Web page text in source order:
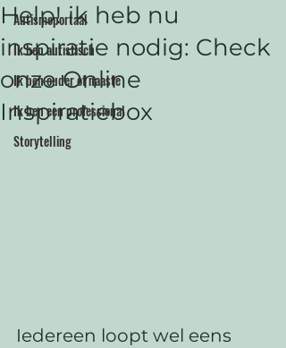
Autismeportaal
Ik ben autistisch
Ik ben ouder of naaste
Ik ben een professional
Storytelling
Help! ik heb nu
inspiratie nodig: Check
onze Online
Inspiratiebox
Iedereen loopt wel eens